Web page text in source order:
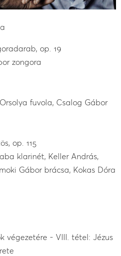
op. 19
zongora
fuvola, Csalog Gábor
op. 115
klarinét, Keller András,
Gábor brácsa, Kokas Dóra
végezetére - VIII. tétel: Jézus